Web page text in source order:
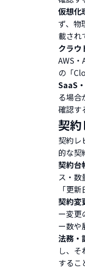
仮想化
ず、物
載され
クラウ
AWS
の「
SaaS
る場合
確認す
契
契約レ
的な契
契約台
ス・数
「更
契約変
ー変更
ー数や
法務・
し、
するこ